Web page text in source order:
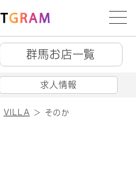
群馬お店一覧
求人情報
VILLA そのか